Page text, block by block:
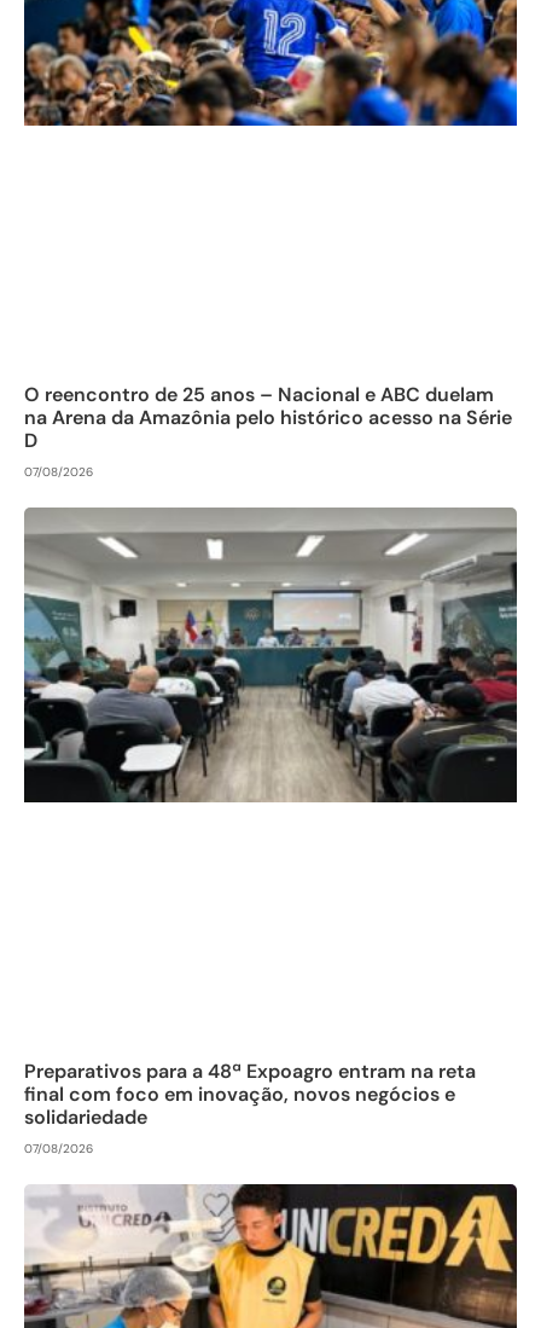
O reencontro de 25 anos – Nacional e ABC duelam
na Arena da Amazônia pelo histórico acesso na Série
D
07/08/2026
Preparativos para a 48ª Expoagro entram na reta
final com foco em inovação, novos negócios e
solidariedade
07/08/2026